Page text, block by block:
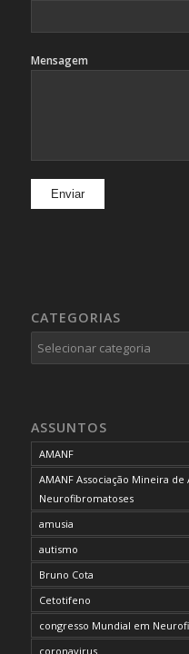
Mensagem
CATEGORIAS
Categorias
ASSUNTOS
AMANF
AMANF Associação Mineira de
Neurofibromatoses
amusia
autismo
Bruno Cota
Cetotifeno
congresso Mundial em
coronavirus